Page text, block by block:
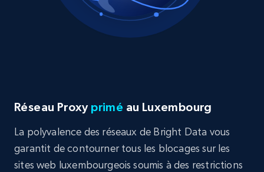
Réseau Proxy primé au Luxembourg
La polyvalence des réseaux de Bright Data vous
garantit de contourner tous les blocages sur les
sites web luxembourgeois soumis à des restrictions